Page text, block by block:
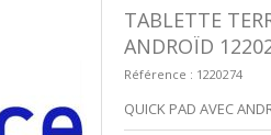
TABLETTE
ANDROÏD
Référence : 1220274
QUICK PAD AVEC